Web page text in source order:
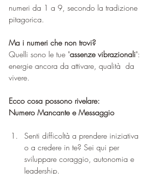
numeri da 1 a 9, secondo la tradizione
pitagorica.
Ma i numeri che non trovi?
Quelli sono le tue "assenze vibrazionali":
energie ancora da attivare, qualità  da
vivere.
Ecco cosa possono rivelare:
Numero Mancante e Messaggio
Senti difficoltà a prendere iniziativa
o a credere in te? Sei qui per
sviluppare coraggio, autonomia e
leadership.